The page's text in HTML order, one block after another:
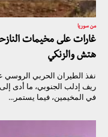
من سوريا
غارات على مخيمات
هتش والزنكي
نفذ الطيران الحربي
ريف إدلب الجنوبي، ما أدى
في المخيمين، فيما يستمر...